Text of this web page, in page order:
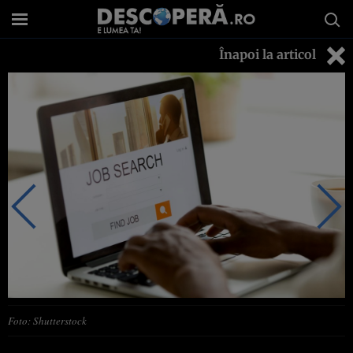
Înapoi la articol
Foto: Shutterstock